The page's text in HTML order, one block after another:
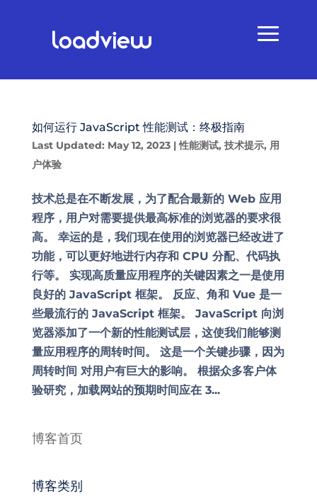
如何运行 JavaScript 性能测试：终极指南
Last Updated: May 12, 2023|性能测试, 技术提示, 用
户体验
技术总是在不断发展，为了配合最新的 Web 应用
程序，用户对需要提供最高标准的浏览器的要求很
高。 幸运的是，我们现在使用的浏览器已经改进了
功能，可以更好地进行内存和 CPU 分配、代码执
行等。 实现高质量应用程序的关键因素之一是使用
良好的 JavaScript 框架。 反应、角和 Vue 是一
些最流行的 JavaScript 框架。 JavaScript 向浏
览器添加了一个新的性能测试层，这使我们能够测
量应用程序的周转时间。 这是一个关键步骤，因为
周转时间 对用户有巨大的影响。 根据众多客户体
验研究，加载网站的预期时间应在 3...
博客首页
博客类别